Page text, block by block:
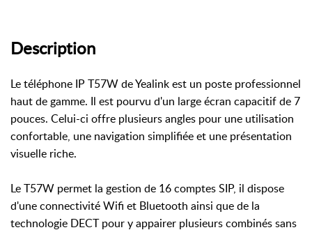
Description
Le téléphone IP T57W de Yealink est un poste professionnel
haut de gamme. Il est pourvu d'un large écran capacitif de 7
pouces. Celui-ci offre plusieurs angles pour une utilisation
confortable, une navigation simplifiée et une présentation
visuelle riche.
Le T57W permet la gestion de 16 comptes SIP, il dispose
d'une connectivité Wifi et Bluetooth ainsi que de la
technologie DECT pour y appairer plusieurs combinés sans